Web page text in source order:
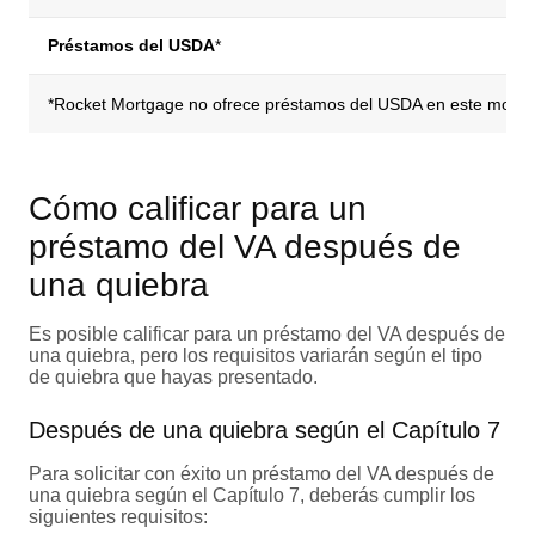
Préstamos del USDA*
*Rocket Mortgage no ofrece préstamos del USDA en este
Cómo calificar para un
préstamo del VA después de
una quiebra
Es posible calificar para un préstamo del VA después de
una quiebra, pero los requisitos variarán según el tipo
de quiebra que hayas presentado.
Después de una quiebra según el Capítulo 7
Para solicitar con éxito un préstamo del VA después de
una quiebra según el Capítulo 7, deberás cumplir los
siguientes requisitos: